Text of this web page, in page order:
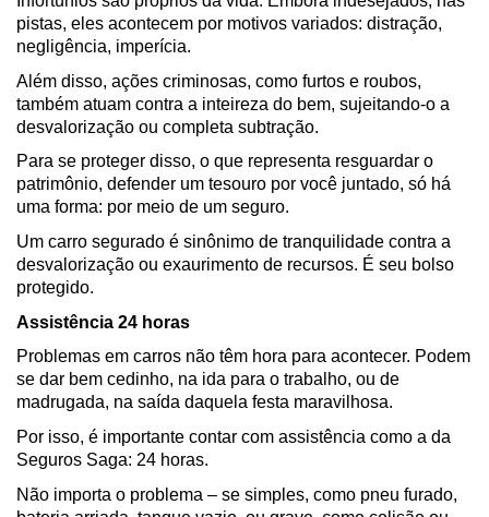
pistas, eles acontecem por motivos variados: distração,
negligência, imperícia.
Além disso, ações criminosas, como furtos e roubos,
também atuam contra a inteireza do bem, sujeitando-o a
desvalorização ou completa subtração.
Para se proteger disso, o que representa resguardar o
patrimônio, defender um tesouro por você juntado, só há
uma forma: por meio de um seguro.
Um carro segurado é sinônimo de tranquilidade contra a
desvalorização ou exaurimento de recursos. É seu bolso
protegido.
Assistência 24 horas
Problemas em carros não têm hora para acontecer. Podem
se dar bem cedinho, na ida para o trabalho, ou de
madrugada, na saída daquela festa maravilhosa.
Por isso, é importante contar com assistência como a da
Seguros Saga: 24 horas.
Não importa o problema – se simples, como pneu furado,